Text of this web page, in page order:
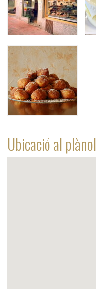
Ubicació al plànol